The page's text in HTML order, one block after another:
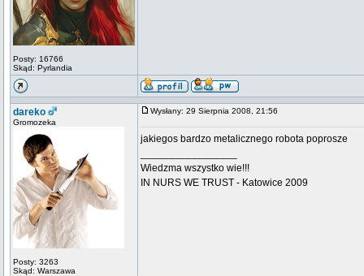
Posty: 16766
Skąd: Pyrlandia
dareko
Gromozeka
Posty: 3263
Skąd: Warszawa
Wysłany: 29 Sierpnia 2008, 21:56
jakiegos bardzo metalicznego robota poprosze
Wiedzma wszystko wie!!!
IN NURS WE TRUST - Katowice 2009